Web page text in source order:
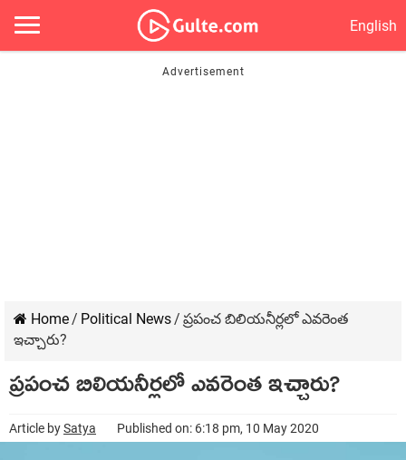
English
Home/ Political News/ ప్రపంచ బిలియనీర్లలో ఎవరెంత
ఇచ్చారు?
ప్రపంచ బిలియనీర్లలో ఎవరెంత ఇచ్చారు?
Article bySatya Published on: 6:18 pm, 10 May 2020